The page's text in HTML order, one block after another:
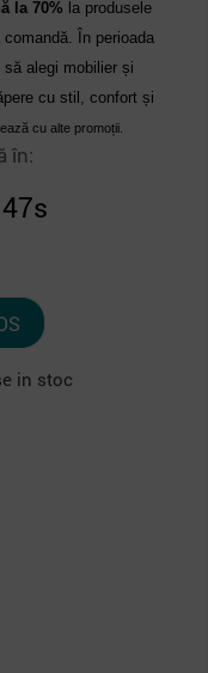
la 70% la produsele
În perioada
alegi mobilier și
cu stil, confort și
cu alte promoții.
în:
in stoc